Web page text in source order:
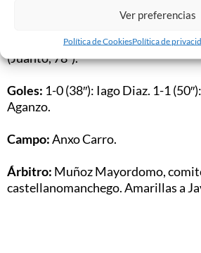
Ver preferencias
Política de CookiesPolítica de
Nauzet, Víctor,
Cristian, Martí Crespí (Marcos G.,
(Lucas Porcar, 72″), J.Hervás,
(Juanto, 78″).
Goles: 1-0 (38″): Iago Diaz. 1-1
Aganzo.
Campo:Anxo Carro.
Árbitro: Muñoz Mayordomo,
castellanomanchego. Amarillas a